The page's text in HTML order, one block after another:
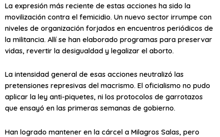
La expresión más reciente de estas acciones ha sido la
movilización contra el femicidio. Un nuevo sector irrumpe con
niveles de organización forjados en encuentros periódicos de
la militancia. Allí se han elaborado programas para preservar
vidas, revertir la desigualdad y legalizar el aborto.
La intensidad general de esas acciones neutralizó las
pretensiones represivas del macrismo. El oficialismo no pudo
aplicar la ley anti-piquetes, ni los protocolos de garrotazos
que ensayó en las primeras semanas de gobierno.
Han logrado mantener en la cárcel a Milagros Salas, pero